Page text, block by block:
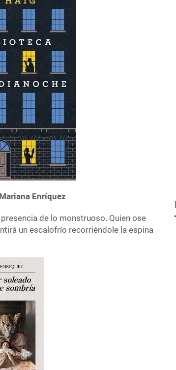
Enríquez
de lo monstruoso. Quien ose
un escalofrío recorriéndole la espina